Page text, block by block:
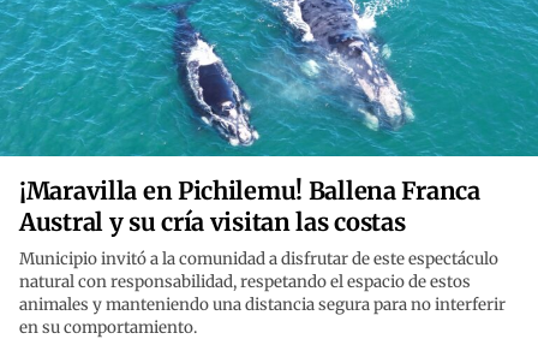
¡Maravilla en Pichilemu! Ballena Franca
Austral y su cría visitan las costas
Municipio invitó a la comunidad a disfrutar de este espectáculo
natural con responsabilidad, respetando el espacio de estos
animales y manteniendo una distancia segura para no interferir
en su comportamiento.